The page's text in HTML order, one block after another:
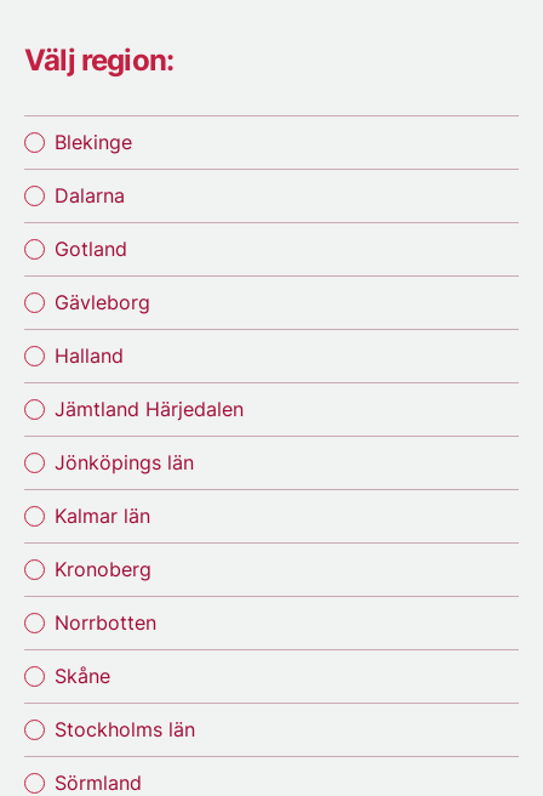
Välj region:
Blekinge
Dalarna
Gotland
Gävleborg
Halland
Jämtland Härjedalen
Jönköpings län
Kalmar län
Kronoberg
Norrbotten
Skåne
Stockholms län
Sörmland